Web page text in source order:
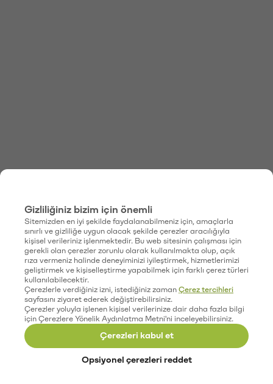
Gizliliğiniz bizim için önemli
Sitemizden en iyi şekilde faydalanabilmeniz için, amaçlarla
sınırlı ve gizliliğe uygun olacak şekilde çerezler aracılığıyla
kişisel verileriniz işlenmektedir. Bu web sitesinin çalışması için
gerekli olan çerezler zorunlu olarak kullanılmakta olup, açık
rıza vermeniz halinde deneyiminizi iyileştirmek, hizmetlerimizi
geliştirmek ve kişiselleştirme yapabilmek için farklı çerez türleri
kullanılabilecektir.
Çerezlerle verdiğiniz izni, istediğiniz zaman Çerez tercihleri
sayfasını ziyaret ederek değiştirebilirsiniz.
Çerezler yoluyla işlenen kişisel verilerinize dair daha fazla bilgi
için Çerezlere Yönelik Aydınlatma Metni'ni inceleyebilirsiniz.
Çerezleri kabul et
Opsiyonel çerezleri reddet